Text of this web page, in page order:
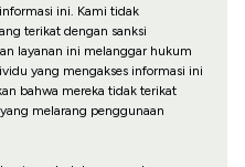
ini. Kami tidak
terikat dengan sanksi
layanan ini melanggar hukum
yang mengakses informasi ini
bahwa mereka tidak terikat
melarang penggunaan